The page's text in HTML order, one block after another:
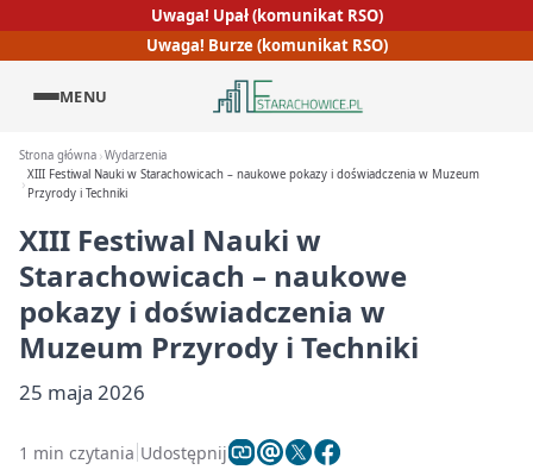
Uwaga! Upał (komunikat RSO)
Uwaga! Burze (komunikat RSO)
MENU
Strona główna Wydarzenia
XIII Festiwal Nauki w Starachowicach – naukowe pokazy i doświadczenia w Muzeum
Przyrody i Techniki
XIII Festiwal Nauki w
Starachowicach – naukowe
pokazy i doświadczenia w
Muzeum Przyrody i Techniki
25 maja 2026
1 min czytania Udostępnij